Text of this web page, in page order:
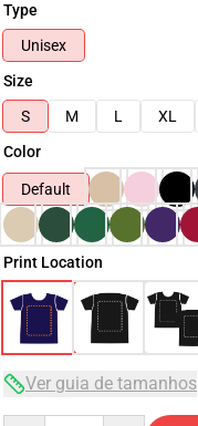
Type
Unisex
Size
S
M L XL
Color
Default
Print Location
Ver guia de tamanhos